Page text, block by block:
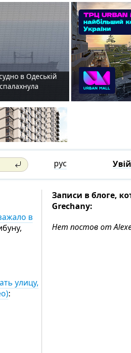
в Одеській
рус
в
улицу,
:
Записи в блоге,
Grechany:
Нет постов от